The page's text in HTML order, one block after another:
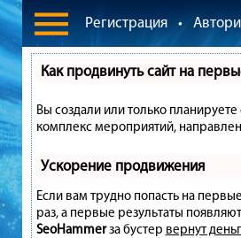
Регистрация •
Как продвинуть сайт на
Вы создали или только
комплекс мероприятий,
Ускорение продвижения
Если вам трудно попасть на
раз, а первые результаты
SeoHammerза бустер вернут